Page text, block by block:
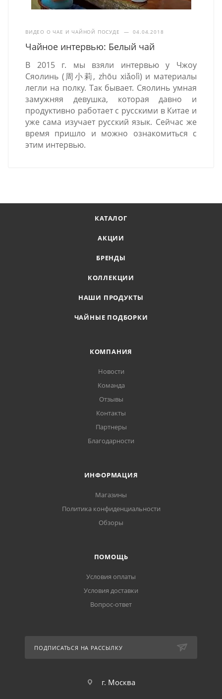
ВИДЕО О ЧАЕ И ЧАЙНОЙ ПОСУДЕ — 04.04.2018
Чайное интервью: Белый чай
В 2015 г. мы взяли интервью у Чжоу
Сяолинь (周小莉, zhōu xiǎolì) и материалы
легли на полку. Так бывает. Сяолинь умная
замужняя девушка, которая давно и
продуктивно работает с русскими в Китае и
уже сама изучает русский язык. Сейчас же
время пришло и можно ознакомиться с
этим интервью.
КАТАЛОГ
АКЦИИ
БРЕНДЫ
КОЛЛЕКЦИИ
НАШИ ПРОДУКТЫ
ЧАЙНЫЕ ПОДБОРКИ
КОМПАНИЯ
Новости
Команда
Отзывы
Контакты
Партнеры
Благодарности
ИНФОРМАЦИЯ
Магазины
Политика конфиденциальности
Обзоры
ПОМОЩЬ
Условия оплаты
Условия доставки
Вопрос-ответ
ПОДПИСАТЬСЯ НА РАССЫЛКУ
г. Москва